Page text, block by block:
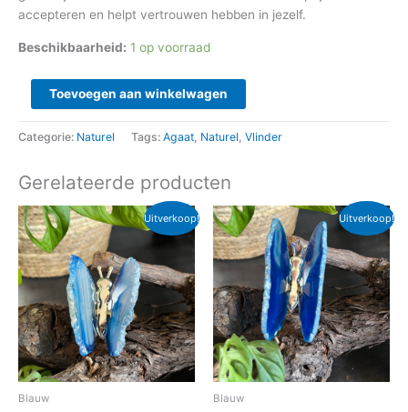
accepteren en helpt vertrouwen hebben in jezelf.
Beschikbaarheid: 1 op voorraad
Toevoegen aan winkelwagen
Categorie: Naturel Tags: Agaat, Naturel, Vlinder
Gerelateerde producten
Uitverkoop!
Blauw
Oorspronkelijke
prijs
was:
€ 15,95.
Huidige
prijs
is:
€ 13,00.
Uitverkoop!
Blauw
Oorspronkelijke
prijs
was:
€ 18,95.
Huidige
prijs
is:
€ 13,00.